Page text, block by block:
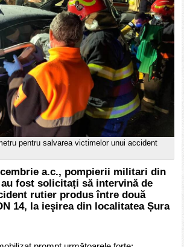
pentru salvarea victimelor unui accident
a.c., pompierii militari din
fost solicitați să intervină de
rutier produs între două
14, la ieşirea din localitatea Șura